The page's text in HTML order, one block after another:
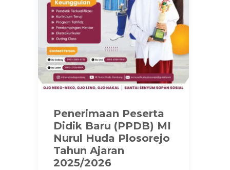
Penerimaan Peserta
Didik Baru (PPDB) MI
Nurul Huda Plosorejo
Tahun Ajaran
2025/2026